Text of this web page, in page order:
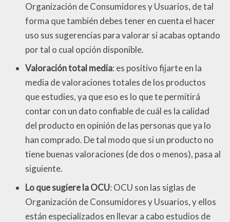
Organización de Consumidores y Usuarios, de tal
forma que también debes tener en cuenta el hacer
uso sus sugerencias para valorar si acabas optando
por tal o cual opción disponible.
Valoración total media: es positivo fijarte en la
media de valoraciones totales de los productos
que estudies, ya que eso es lo que te permitirá
contar con un dato confiable de cuál es la calidad
del producto en opinión de las personas que ya lo
han comprado. De tal modo que si un producto no
tiene buenas valoraciones (de dos o menos), pasa al
siguiente.
Lo que sugiere la OCU: OCU son las siglas de
Organización de Consumidores y Usuarios, y ellos
están especializados en llevar a cabo estudios de